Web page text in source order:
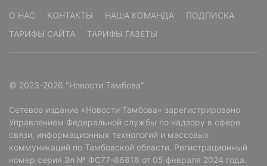
О НАС КОНТАКТЫ НАША КОМАНДА
ПОДПИСКА
ТАРИФЫ САЙТА
ТАРИФЫ ГАЗЕТЫ
© 2023-2026 "Новости Тамбова"
Сетевое издание «Новости Тамбова» зарегистрировано
Управлением Федеральной службы по надзору в сфере
связи, информационных технологий и массовых
коммуникаций по Тамбовской области. Регистрационный
номер серия Эл № ФС77-86818 от 05 февраля 2024 года.